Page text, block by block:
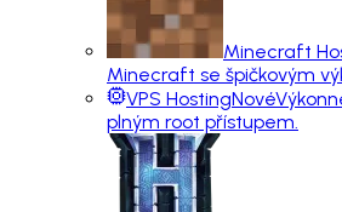
Minecraft
Minecraft se špičkovým
VPS HostingNové
plným root přístupem.